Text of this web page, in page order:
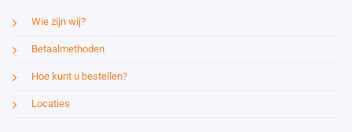
Wie zijn wij?
Betaalmethoden
Hoe kunt u bestellen?
Locaties